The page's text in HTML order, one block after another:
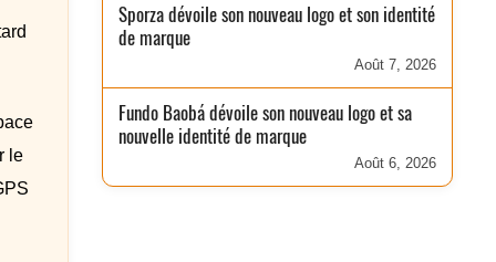
le
Sporza dévoile son nouveau logo et son identité
de marque
Août 7, 2026
Fundo Baobá dévoile son nouveau logo et sa
nouvelle identité de marque
Août 6, 2026